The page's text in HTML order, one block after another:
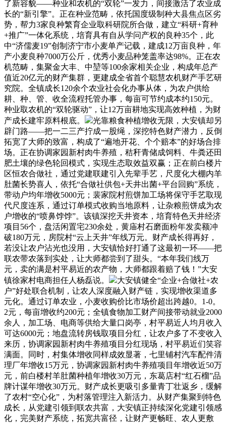
了新容貌——种业和农机的“双轮”一发力，间接激活了农业成
长的“新引擎”。正在种业范畴，依托国度级制种大县焦点区劣
势，帮力3家良种繁育企业取科研院所合做，建立“科研+育种
+推广”一体化系统，培育具有自从学问产权的良种35个，此
中“济儒麦19”创制济宁市小麦单产记载，建成12万亩良种，年
产小麦良种7000万公斤，优秀小麦品种笼盖率达98%。正在农
机范畴，集聚金大丰、中堃等100余家相关企业，构成年总产
值近20亿元的财产集群，更建成全省首个聪慧农机财产手艺研
究院。全镇成长120余个农业社会化办事从体，为农户供给
耕、种、管、收全流程托管办事，每亩可节约成本约150元。
种业取农机的“双轮驱动”，让12万亩耕地实现高效种植，为财
产成长建牢原料根底。
光靠粮食种植增收无限，大安镇却另
辟门路——把一二三产拧成一股绳，深挖特色财产潜力，反倒
拓宽了大师的致富，构成了“遍地开花、个个赔本”的好场合排
场。正在协调家园新村肉牛养殖，秸秆青储成饲料、牛粪还田
肥土壤的绿色轮回模式，实现生态取效益双赢；正在前白楼片
区恒农合做社，通过党建联建引入先辈手艺，尺度化大棚内羊
肚菌长势喜人，依托“合做社供包+天井出菌+平台回购”系统，
带动户均年增收5000元；裴家院村煎饼加工场将保守手艺取现
代尺度连系，通过订单模式收购当地原料，让杂粮煎饼成为农
户增收的“喷鼻饽饽”。该镇深挖天井资本，培育特色天井经济
项目56个，盘活闲置宅230余处，黄庙村石磨面粉年发卖额冲
破180万元，房院村“云上天井”年线万元。财产成长得再好，
若没让农户沾光也没用，大安镇恰好打通了这最初一环——把
联农带农落到实处，让大师都尝到了甜头。“本年我们线万
元，卖的满是村平易近的农产物，大师都跟着赔了钱！”大安
镇徐家村电商担任人杨磊说。
大安镇健全“企业+合做社+农
户”好处联合机制，让农人深度融入财产链，实现增收渠道多
元化。通过订单农业，小麦收购价比市场价超出跨越0。1-0。
2元，每亩增收约200元；全镇食物加工财产间接带动就业2000
余人，加工场、电商等供给大量口岗亭，村平易近人均月收入
可达6000元；地盘流转房钱取项目分红，让农户多了不变收入
来历，协调家园新村肉牛养殖项目分红现场，村平易近们笑容
满面。同时，村集体增收同样成效显著，七里铺村汽车配件清
理厂年增收15万元，协调家园新村肉牛养殖项目年增收近50万
元，前白楼村羊肚菌种植年增收30万元，东葛店村“红石榴”品
牌计谋年增收30万元。财产成长更吸引多量青丁壮返乡，缓解
了农村“空心化”，为村落管理注入新活力。从财产集聚到特色
成长，从党建引领到联农共富，大安镇正持续深化党建引领感
化，完美财产系统，拓宽共富径，让财产更畅旺、农人更敷